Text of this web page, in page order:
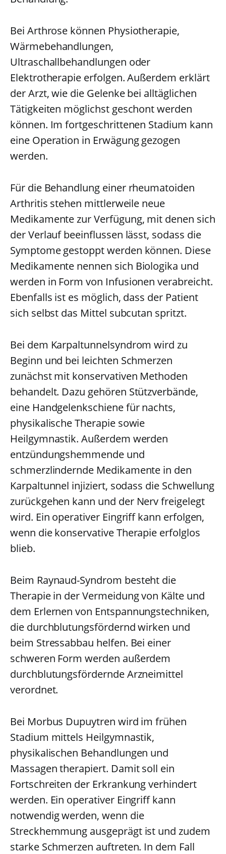
Bei Arthrose können Physiotherapie,
Wärmebehandlungen,
Ultraschallbehandlungen oder
Elektrotherapie erfolgen. Außerdem erklärt
der Arzt, wie die Gelenke bei alltäglichen
Tätigkeiten möglichst geschont werden
können. Im fortgeschrittenen Stadium kann
eine Operation in Erwägung gezogen
werden.
Für die Behandlung einer rheumatoiden
Arthritis stehen mittlerweile neue
Medikamente zur Verfügung, mit denen sich
der Verlauf beeinflussen lässt, sodass die
Symptome gestoppt werden können. Diese
Medikamente nennen sich Biologika und
werden in Form von Infusionen verabreicht.
Ebenfalls ist es möglich, dass der Patient
sich selbst das Mittel subcutan spritzt.
Bei dem Karpaltunnelsyndrom wird zu
Beginn und bei leichten Schmerzen
zunächst mit konservativen Methoden
behandelt. Dazu gehören Stützverbände,
eine Handgelenkschiene für nachts,
physikalische Therapie sowie
Heilgymnastik. Außerdem werden
entzündungshemmende und
schmerzlindernde Medikamente in den
Karpaltunnel injiziert, sodass die Schwellung
zurückgehen kann und der Nerv freigelegt
wird. Ein operativer Eingriff kann erfolgen,
wenn die konservative Therapie erfolglos
blieb.
Beim Raynaud-Syndrom besteht die
Therapie in der Vermeidung von Kälte und
dem Erlernen von Entspannungstechniken,
die durchblutungsfördernd wirken und
beim Stressabbau helfen. Bei einer
schweren Form werden außerdem
durchblutungsfördernde Arzneimittel
verordnet.
Bei Morbus Dupuytren wird im frühen
Stadium mittels Heilgymnastik,
physikalischen Behandlungen und
Massagen therapiert. Damit soll ein
Fortschreiten der Erkrankung verhindert
werden. Ein operativer Eingriff kann
notwendig werden, wenn die
Streckhemmung ausgeprägt ist und zudem
starke Schmerzen auftreten. In dem Fall